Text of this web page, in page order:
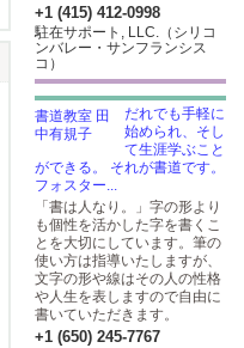
+1 (415) 412-0998
駐在サポート, LLC.（シリコ
ンバレー・サンフランシス
コ）
だれでも手軽に
始められ、そし
て生涯学ぶこと
ができる。 それが書道です。
フォスター...
「書は人なり。」字の形より
も個性を活かした字を書くこ
とを大切にしています。筆の
使い方は指導いたしますが、
文字の形や線はその人の性格
や人生を表しますので自由に
書いていただきます。
+1 (650) 245-7767